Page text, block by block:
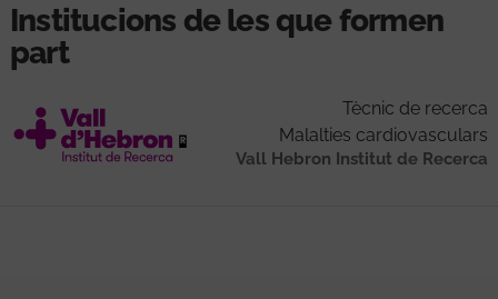
Institucions de les que formen
part
Tècnic de recerca
Malalties cardiovasculars
Vall Hebron Institut de Recerca